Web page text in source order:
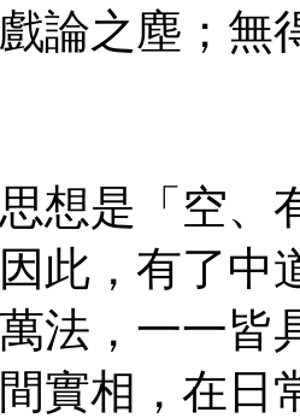
論之塵；無
是「空、
此，有了中
法，一一皆
實相，在日